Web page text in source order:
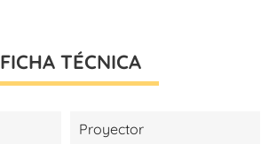
FICHA TÉCNICA
Proyector